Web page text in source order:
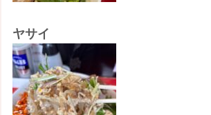
ヤサイ